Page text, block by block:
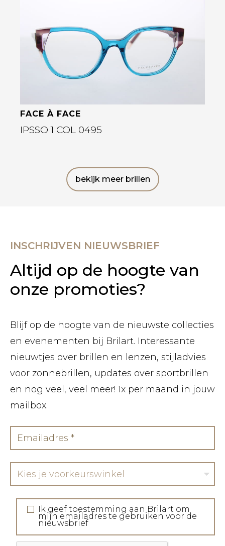
FACE À FACE
IPSSO 1 COL 0495
bekijk meer brillen
INSCHRIJVEN NIEUWSBRIEF
Altijd op de hoogte van
onze promoties?
Blijf op de hoogte van de nieuwste collecties
en evenementen bij Brilart. Interessante
nieuwtjes over brillen en lenzen, stijladvies
voor zonnebrillen, updates over sportbrillen
en nog veel, veel meer! 1x per maand in jouw
mailbox.
Kies je voorkeurswinkel
Ik geef toestemming aan Brilart om
mijn emailadres te gebruiken voor de
nieuwsbrief